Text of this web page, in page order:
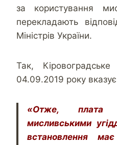
за користування
перекладають
Міністрів України.
Так,
04.09.2019 року
«Отже, плата
мисливськими
встановлення